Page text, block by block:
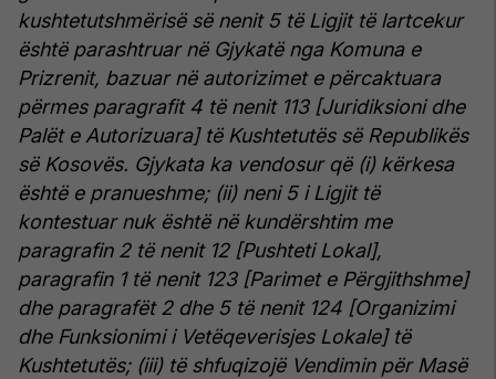
kushtetutshmërisë së nenit 5 të Ligjit të lartcekur
është parashtruar në Gjykatë nga Komuna e
Prizrenit, bazuar në autorizimet e përcaktuara
përmes paragrafit 4 të nenit 113 [Juridiksioni dhe
Palët e Autorizuara] të Kushtetutës së Republikës
së Kosovës. Gjykata ka vendosur që (i) kërkesa
është e pranueshme; (ii) neni 5 i Ligjit të
kontestuar nuk është në kundërshtim me
paragrafin 2 të nenit 12 [Pushteti Lokal],
paragrafin 1 të nenit 123 [Parimet e Përgjithshme]
dhe paragrafët 2 dhe 5 të nenit 124 [Organizimi
dhe Funksionimi i Vetëqeverisjes Lokale] të
Kushtetutës; (iii) të shfuqizojë Vendimin për Masë